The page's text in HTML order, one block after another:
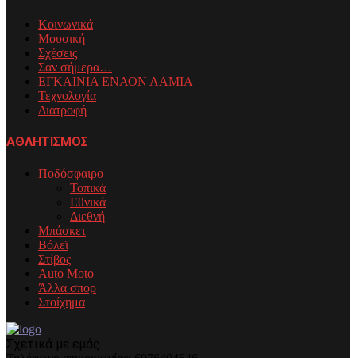
Κοινωνικά
Μουσική
Σχέσεις
Σαν σήμερα…
ΕΓΚΑΙΝΙΑ ΕΝΑΟΝ ΛΑΜΙΑ
Τεχνολογία
Διατροφή
ΑΘΛΗΤΙΣΜΟΣ
Ποδόσφαιρο
Τοπικά
Εθνικά
Διεθνή
Μπάσκετ
Βόλεϊ
Στίβος
Auto Moto
Άλλα σπορ
Στοίχημα
Σχετικά με εμάς